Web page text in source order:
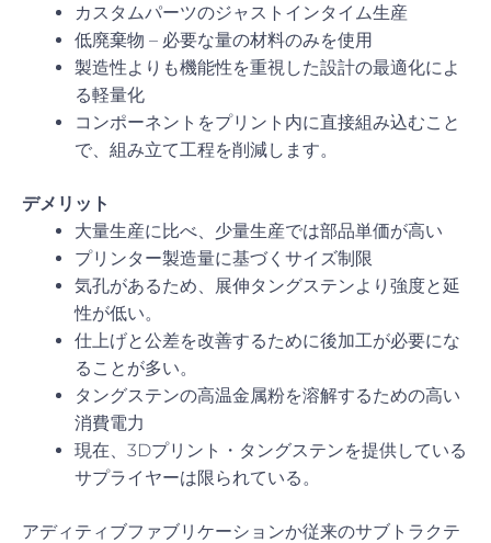
カスタムパーツのジャストインタイム生産
低廃棄物 – 必要な量の材料のみを使用
製造性よりも機能性を重視した設計の最適化によ
る軽量化
コンポーネントをプリント内に直接組み込むこと
で、組み立て工程を削減します。
デメリット
大量生産に比べ、少量生産では部品単価が高い
プリンター製造量に基づくサイズ制限
気孔があるため、展伸タングステンより強度と延
性が低い。
仕上げと公差を改善するために後加工が必要にな
ることが多い。
タングステンの高温金属粉を溶解するための高い
消費電力
現在、3Dプリント・タングステンを提供している
サプライヤーは限られている。
アディティブファブリケーションか従来のサブトラクテ